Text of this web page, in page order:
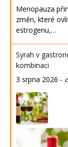
Menopauza
změn, které
estrogenu,…
Syrah v
kombinaci
3 srpna 2026 -